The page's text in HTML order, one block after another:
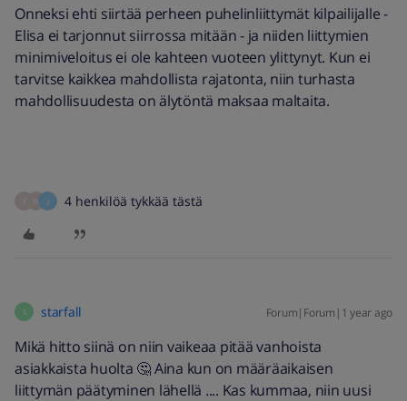
Onneksi ehti siirtää perheen puhelinliittymät kilpailijalle -
Elisa ei tarjonnut siirrossa mitään - ja niiden liittymien
minimiveloitus ei ole kahteen vuoteen ylittynyt. Kun ei
tarvitse kaikkea mahdollista rajatonta, niin turhasta
mahdollisuudesta on älytöntä maksaa maltaita.
W 4 henkilöä tykkää tästä
S starfall Forum|Forum|1 year ago
Mikä hitto siinä on niin vaikeaa pitää vanhoista
asiakkaista huolta 🤔 Aina kun on määräaikaisen
liittymän päätyminen lähellä .... Kas kummaa, niin uusi